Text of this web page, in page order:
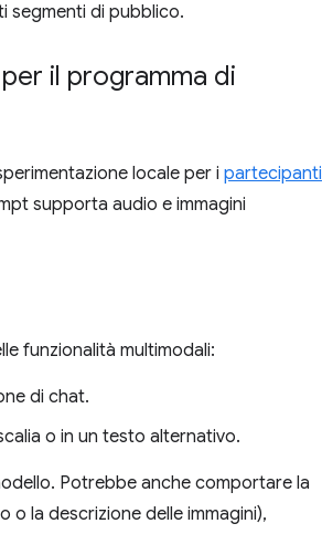
segmenti di pubblico.
il programma di
locale per i partecipanti
supporta audio e immagini
funzionalità multimodali:
di chat.
o in un testo alternativo.
Potrebbe anche comportare la
o la descrizione delle immagini),